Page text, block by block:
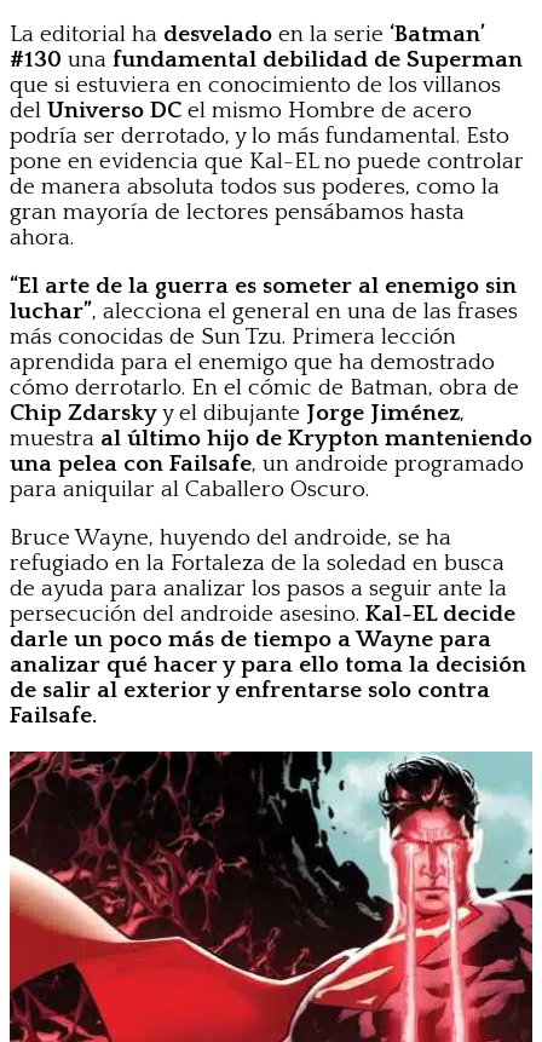
La editorial ha desvelado en la serie ‘Batman’
#130 una fundamental debilidad de Superman
que si estuviera en conocimiento de los villanos
del Universo DC el mismo Hombre de acero
podría ser derrotado, y lo más fundamental. Esto
pone en evidencia que Kal-EL no puede controlar
de manera absoluta todos sus poderes, como la
gran mayoría de lectores pensábamos hasta
ahora.
“El arte de la guerra es someter al enemigo sin
luchar”, alecciona el general en una de las frases
más conocidas de Sun Tzu. Primera lección
aprendida para el enemigo que ha demostrado
cómo derrotarlo. En el cómic de Batman, obra de
Chip Zdarskyy el dibujante Jorge Jiménez,
muestra al último hijo de Krypton manteniendo
una pelea con Failsafe, un androide programado
para aniquilar al Caballero Oscuro.
Bruce Wayne, huyendo del androide, se ha
refugiado en la Fortaleza de la soledad en busca
de ayuda para analizar los pasos a seguir ante la
persecución del androide asesino. Kal-EL decide
darle un poco más de tiempo a Wayne para
analizar qué hacer y para ello toma la decisión
de salir al exterior y enfrentarse solo contra
Failsafe.